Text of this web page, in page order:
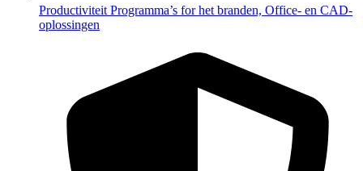
Productiviteit Programma’s for het branden, Office- en CAD-
oplossingen